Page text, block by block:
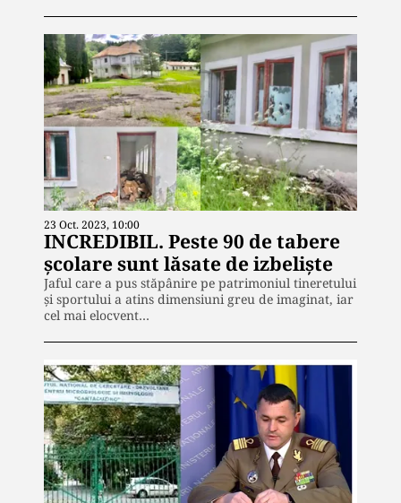
23 Oct. 2023, 10:00
INCREDIBIL. Peste 90 de tabere
școlare sunt lăsate de izbeliște
Jaful care a pus stăpânire pe patrimoniul tineretului
și sportului a atins dimensiuni greu de imaginat, iar
cel mai elocvent…